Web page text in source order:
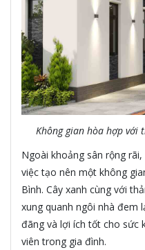
Không gian hòa hợp với
Ngoài khoảng sân rộng
việc tạo nên một không
Bình. Cây xanh cùng với
xung quanh ngôi nhà đem
đãng và lợi ích tốt cho sức
viên trong gia đình.